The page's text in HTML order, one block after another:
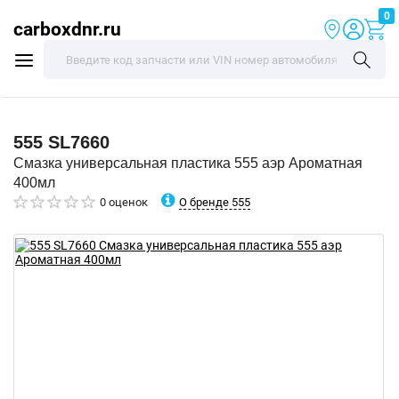
carboxdnr.ru
0
555 SL7660
Смазка универсальная пластика 555 аэр Ароматная
400мл
0 оценок О бренде 555